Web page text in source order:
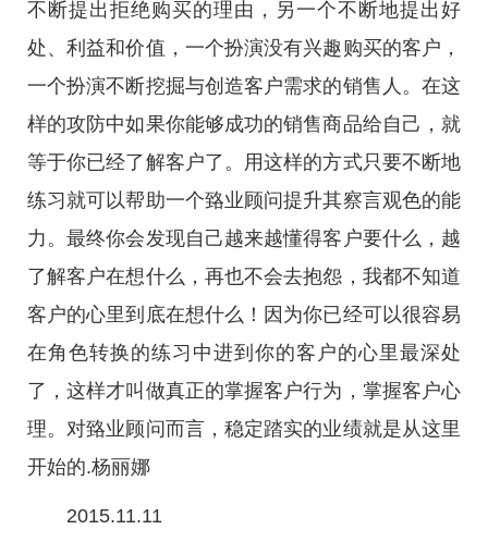
不断提出拒绝购买的理由，另一个不断地提出好
处、利益和价值，一个扮演没有兴趣购买的客户，
一个扮演不断挖掘与创造客户需求的销售人。在这
样的攻防中如果你能够成功的销售商品给自己，就
等于你已经了解客户了。用这样的方式只要不断地
练习就可以帮助一个臵业顾问提升其察言观色的能
力。最终你会发现自己越来越懂得客户要什么，越
了解客户在想什么，再也不会去抱怨，我都不知道
客户的心里到底在想什么！因为你已经可以很容易
在角色转换的练习中进到你的客户的心里最深处
了，这样才叫做真正的掌握客户行为，掌握客户心
理。对臵业顾问而言，稳定踏实的业绩就是从这里
开始的.杨丽娜
2015.11.11